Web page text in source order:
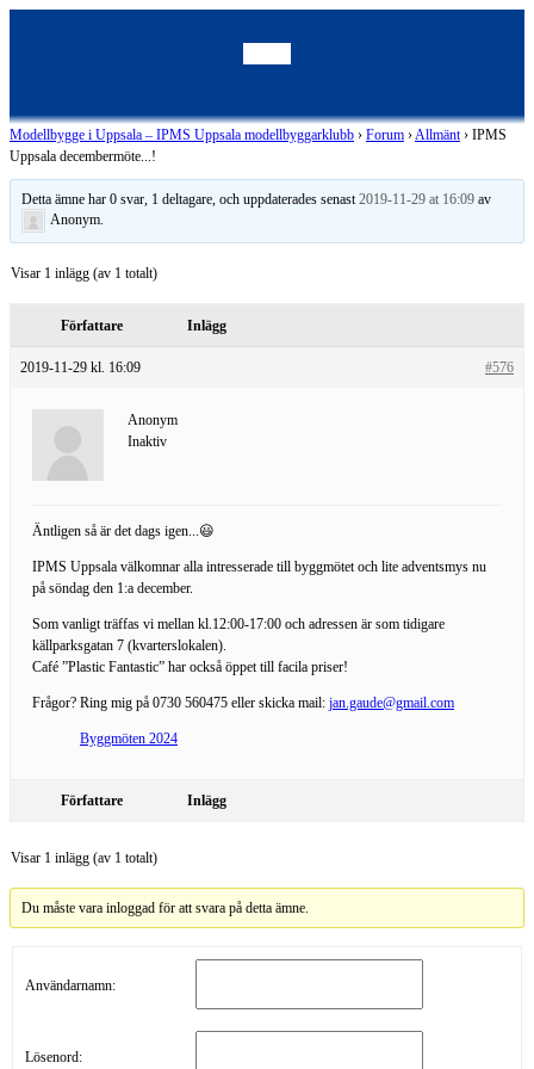
Modellbygge i Uppsala – IPMS Uppsala modellbyggarklubb › Forum ›Allmänt › IPMS
Uppsala decembermöte...!
Detta ämne har 0 svar, 1 deltagare, och uppdaterades senast2019-11-29 at 16:09 av
Anonym
Visar 1 inlägg (av 1 totalt)
Författare Inlägg
2019-11-29 kl. 16:09 #576
Anonym
Inaktiv
Äntligen så är det dags igen...😃
IPMS Uppsala välkomnar alla intresserade till byggmötet och lite adventsmys nu
på söndag den 1:a december.
Som vanligt träffas vi mellan kl.12:00-17:00 och adressen är som tidigare
källparksgatan 7 (kvarterslokalen).
Café ”Plastic Fantastic” har också öppet till facila priser!
Frågor? Ring mig på 0730 560475 eller skicka mail: jan.gaude@gmail.com
Byggmöten 2024
Författare Inlägg
Visar 1 inlägg (av 1 totalt)
Du måste vara inloggad för att svara på detta ämne.
Användarnamn:
Lösenord: